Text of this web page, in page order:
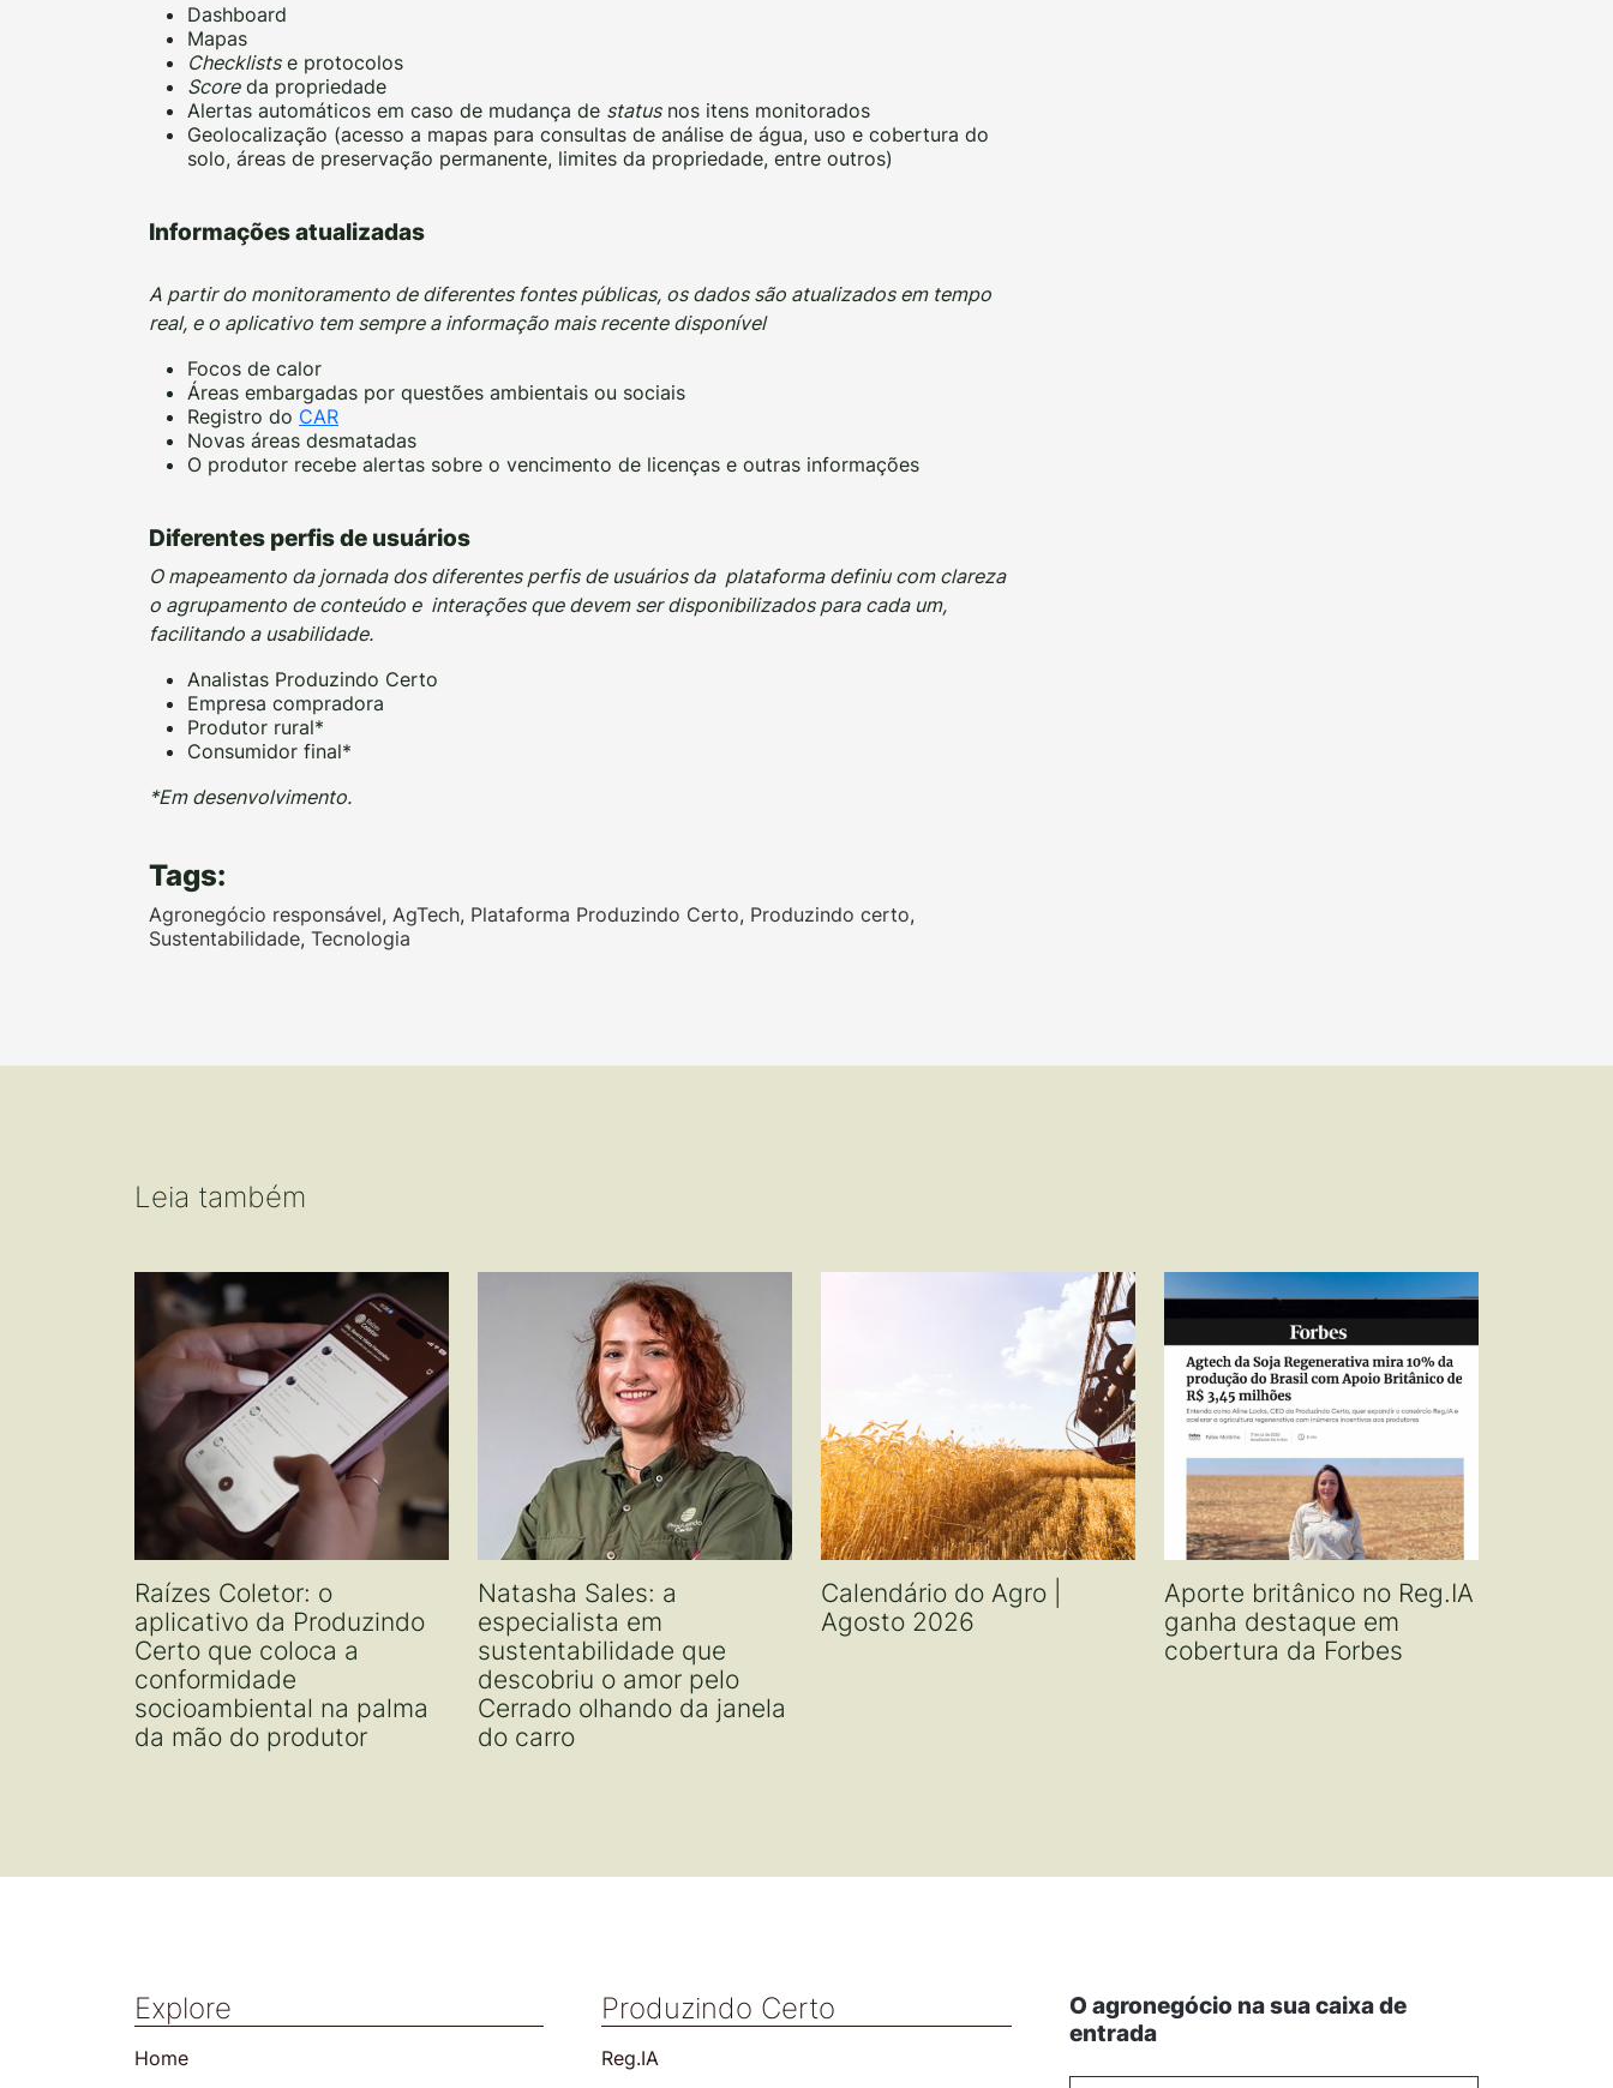
Dashboard
Mapas
Checklistse protocolos
Scoreda propriedade
Alertas automáticos em caso de mudança de statusnos itens monitorados
Geolocalização (acesso a mapas para consultas de análise de água, uso e cobertura do
solo, áreas de preservação permanente, limites da propriedade, entre outros)
Informações atualizadas
A partir do monitoramento de diferentes fontes públicas, os dados são atualizados em tempo
real, e o aplicativo tem sempre a informação mais recente disponível
Focos de calor
Áreas embargadas por questões ambientais ou sociais
Registro do CAR
Novas áreas desmatadas
O produtor recebe alertas sobre o vencimento de licenças e outras informações
Diferentes perfis de usuários
O mapeamento da jornada dos diferentes perfis de usuários da plataforma definiu com clareza
o agrupamento de conteúdo e interações que devem ser disponibilizados para cada um,
facilitando a usabilidade.
Analistas Produzindo Certo
Empresa compradora
Produtor rural*
Consumidor final*
*Em desenvolvimento.
Tags:
Agronegócio responsável, AgTech, Plataforma Produzindo Certo, Produzindo certo,
Sustentabilidade, Tecnologia
Leia também
Raízes Coletor: o
aplicativo da Produzindo
Certo que coloca a
conformidade
socioambiental na palma
da mão do produtor
Natasha Sales: a
especialista em
sustentabilidade que
descobriu o amor pelo
Cerrado olhando da janela
do carro
Calendário do Agro |
Agosto 2026
Aporte britânico no Reg.IA
ganha destaque em
cobertura da Forbes
Explore
Home
Produzindo Certo
Reg.IA
O agronegócio na sua caixa de
entrada